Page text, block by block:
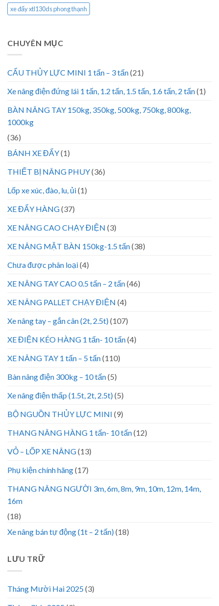
xe đẩy xtl130ds phong thạnh
CHUYÊN MỤC
CẨU THỦY LỰC MINI 1 tấn – 3 tấn(21)
Xe nâng điện đứng lái 1 tấn, 1.2 tấn, 1.5 tấn, 1.6 tấn, 2 tấn(1)
BÀN NÂNG TAY 150kg, 350kg, 500kg, 750kg, 800kg,
1000kg
(36)
BÁNH XE ĐẨY(1)
THIẾT BỊ NÂNG PHUY(36)
Lốp xe xúc, đào, lu, ủi(1)
XE ĐẨY HÀNG(37)
XE NÂNG CAO CHẠY ĐIỆN (3)
XE NÂNG MẶT BÀN 150kg-1.5 tấn(38)
Chưa được phân loại(4)
XE NÂNG TAY CAO 0.5 tấn – 2 tấn(46)
XE NÂNG PALLET CHẠY ĐIỆN (4)
Xe nâng tay – gắn cân (2t, 2.5t)(107)
XE ĐIỆN KÉO HÀNG 1 tấn- 10 tấn(4)
XE NÂNG TAY 1 tấn – 5 tấn(110)
Bàn nâng điện 300kg – 10 tấn(5)
Xe nâng điện thấp (1.5t, 2t, 2.5t)(5)
BỘ NGUỒN THỦY LỰC MINI (9)
THANG NÂNG HÀNG 1 tấn- 10 tấn(12)
VỎ – LỐP XE NÂNG(13)
Phụ kiện chính hãng(17)
THANG NÂNG NGƯỜI 3m, 6m, 8m, 9m, 10m, 12m, 14m,
16m
(18)
Xe nâng bán tự động (1t – 2 tấn)(18)
LƯU TRỮ
Tháng Mười Hai 2025(3)